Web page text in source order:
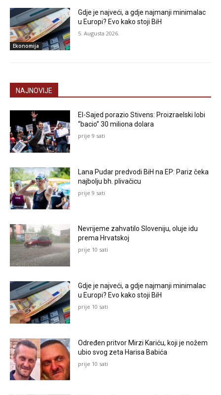
Ekonomija
Gdje je najveći, a gdje najmanji minimalac
u Europi? Evo kako stoji BiH
5. Augusta 2026.
NAJNOVIJE
El-Sajed porazio Stivens: Proizraelski lobi
“bacio” 30 miliona dolara
prije 9 sati
Lana Pudar predvodi BiH na EP: Pariz čeka
najbolju bh. plivačicu
prije 9 sati
Nevrijeme zahvatilo Sloveniju, oluje idu
prema Hrvatskoj
prije 10 sati
Gdje je najveći, a gdje najmanji minimalac
u Europi? Evo kako stoji BiH
prije 10 sati
Određen pritvor Mirzi Kariću, koji je nožem
ubio svog zeta Harisa Babića
prije 10 sati